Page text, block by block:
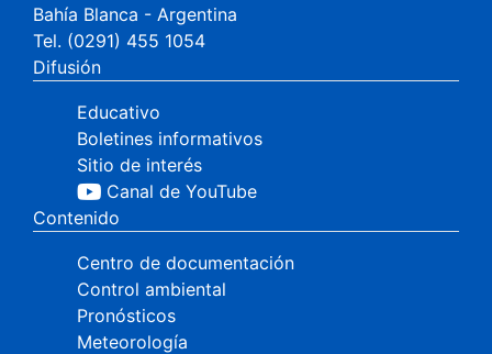
Bahía Blanca - Argentina
Tel. (0291) 455 1054
Difusión
Educativo
Boletines informativos
Sitio de interés
Canal de YouTube
Contenido
Centro de documentación
Control ambiental
Pronósticos
Meteorología